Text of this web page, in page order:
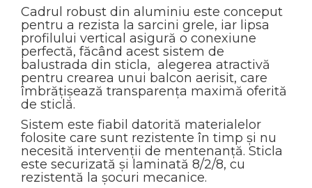
Cadrul robust din aluminiu este conceput
pentru a rezista la sarcini grele, iar lipsa
profilului vertical asigură o conexiune
perfectă, făcând acest sistem de
balustrada din sticla, alegerea atractivă
pentru crearea unui balcon aerisit, care
îmbrățișează transparența maximă oferită
de sticlă.
Sistem este fiabil datorită materialelor
folosite care sunt rezistente în timp și nu
necesită intervenții de mentenanță. Sticla
este securizată și laminată 8/2/8, cu
rezistentă la șocuri mecanice.